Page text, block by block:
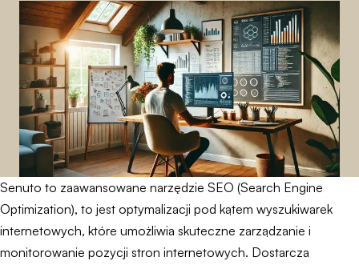
Senuto to zaawansowane narzędzie SEO (Search Engine
Optimization), to jest optymalizacji pod kątem wyszukiwarek
internetowych, które umożliwia skuteczne zarządzanie i
monitorowanie pozycji stron internetowych. Dostarcza